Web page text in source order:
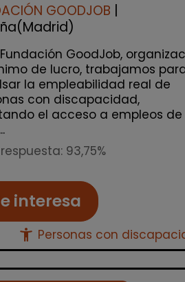
GOODJOB |
GoodJob,
de lucro, trabajamos
la empleabilidad real de
con discapacidad,
el acceso a empleos de
93,75%
interesa
accessibility_new Personas con